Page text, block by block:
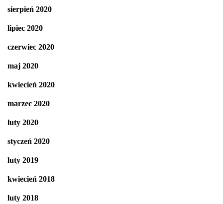
sierpień 2020
lipiec 2020
czerwiec 2020
maj 2020
kwiecień 2020
marzec 2020
luty 2020
styczeń 2020
luty 2019
kwiecień 2018
luty 2018